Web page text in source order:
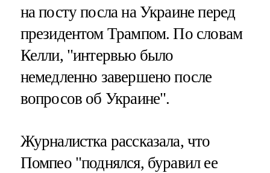
на посту посла на Украине перед
президентом Трампом. По словам
Келли, "интервью было
немедленно завершено после
вопросов об Украине".
Журналистка рассказала, что
Помпео "поднялся, буравил ее